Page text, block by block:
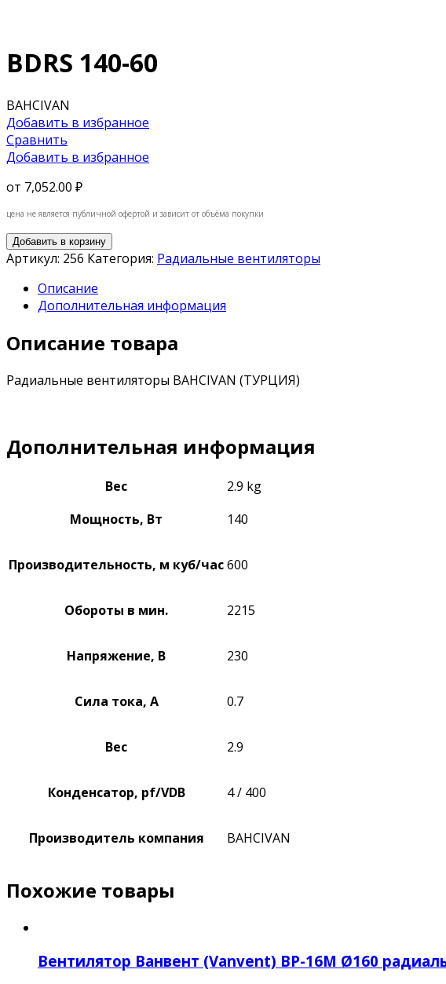
BDRS 140-60
BAHCIVAN
Добавить в избранное
Сравнить
Добавить в избранное
от 7,052.00 ₽
цена не является публичной офертой и зависит от объёма покупки
Добавить в корзину
Артикул: 256 Категория: Радиальные вентиляторы
Описание
Дополнительная информация
Описание товара
Радиальные вентиляторы BAHCIVAN (ТУРЦИЯ)
Дополнительная информация
Вес
2.9 kg
Мощность, Вт
140
Производительность, м куб/час600
Обороты в мин. 2215
Напряжение, В 230
Сила тока, А 0.7
Вес 2.9
Конденсатор, pf/VDB 4 / 400
Производитель компания BAHCIVAN
Похожие товары
Вентилятор Ванвент (Vanvent) ВР-16М Ø160